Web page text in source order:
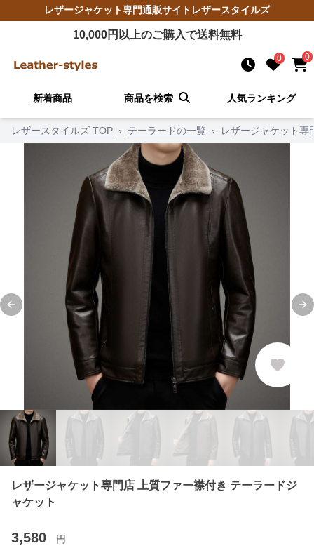
レザージャケット専門通販サイト レザースタイルズ
10,000円以上のご購入で送料無料
0 0
新着商品 商品を検索 人気ランキング
レザースタイルズ TOP › テーラードの一覧 › レザージャケット専
Previous slide
レザージャケット専門店 上質ファー襟付き テーラードジ
ャケット
3,580 円